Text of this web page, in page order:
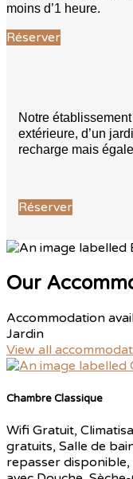
moins d’1 heure.
Réserver
Notre
extérieure, d’un
recharge mais
Réserver
Our
Accommodation
Jardin
View all
Chambre Classique
Wifi Gratuit,
gratuits, Salle de
repasser disponible,